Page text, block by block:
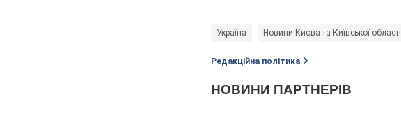
Україна Новини Києва та Київської області
Редакційна політика